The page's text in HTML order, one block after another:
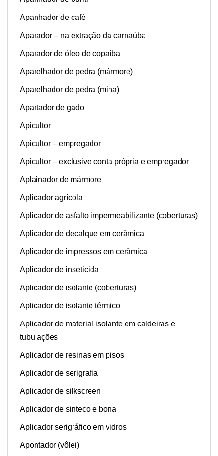
Apanhador de café
Aparador – na extração da carnaúba
Aparador de óleo de copaíba
Aparelhador de pedra (mármore)
Aparelhador de pedra (mina)
Apartador de gado
Apicultor
Apicultor – empregador
Apicultor – exclusive conta própria e empregador
Aplainador de mármore
Aplicador agrícola
Aplicador de asfalto impermeabilizante (coberturas)
Aplicador de decalque em cerâmica
Aplicador de impressos em cerâmica
Aplicador de inseticida
Aplicador de isolante (coberturas)
Aplicador de isolante térmico
Aplicador de material isolante em caldeiras e
tubulações
Aplicador de resinas em pisos
Aplicador de serigrafia
Aplicador de silkscreen
Aplicador de sinteco e bona
Aplicador serigráfico em vidros
Apontador (vôlei)